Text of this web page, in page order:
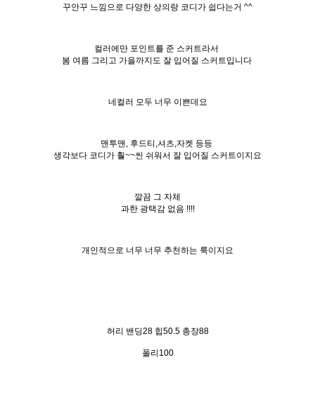
꾸안꾸 느낌으로 다양한 상의랑 코디가 쉽다는거 ^^
컬러에만 포인트를 준 스커트라서
봄 여름 그리고 가을까지도 잘 입어질 스커트입니다
네컬러 모두 너무 이쁜데요
맨투맨, 후드티,셔츠,자켓 등등
생각보다 코디가 훨~~씬 쉬워서 잘 입어질 스커트이지요
깔끔 그 자체
과한 광택감 없음 !!!!
개인적으로 너무 너무 추천하는 룩이지요
허리 밴딩28 힙50.5 총장88
폴리100